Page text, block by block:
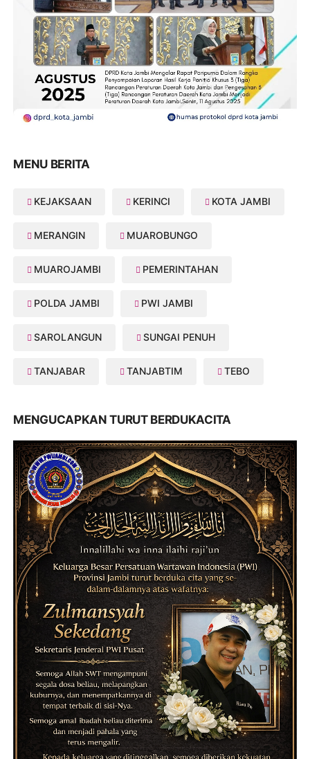
MENU BERITA
KEJAKSAAN KERINCI KOTA JAMBI
MERANGIN MUAROBUNGO
MUAROJAMBI PEMERINTAHAN
POLDA JAMBI PWI JAMBI
SAROLANGUN SUNGAI PENUH
TANJABAR TANJABTIM TEBO
MENGUCAPKAN TURUT BERDUKACITA